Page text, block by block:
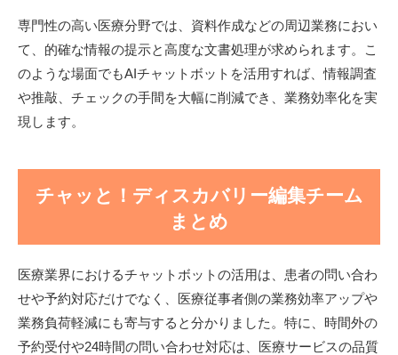
専門性の高い医療分野では、資料作成などの周辺業務におい
て、的確な情報の提示と高度な文書処理が求められます。こ
のような場面でもAIチャットボットを活用すれば、情報調査
や推敲、チェックの手間を大幅に削減でき、業務効率化を実
現します。
チャッと！ディスカバリー編集チーム
まとめ
医療業界におけるチャットボットの活用は、患者の問い合わ
せや予約対応だけでなく、医療従事者側の業務効率アップや
業務負荷軽減にも寄与すると分かりました。特に、時間外の
予約受付や24時間の問い合わせ対応は、医療サービスの品質